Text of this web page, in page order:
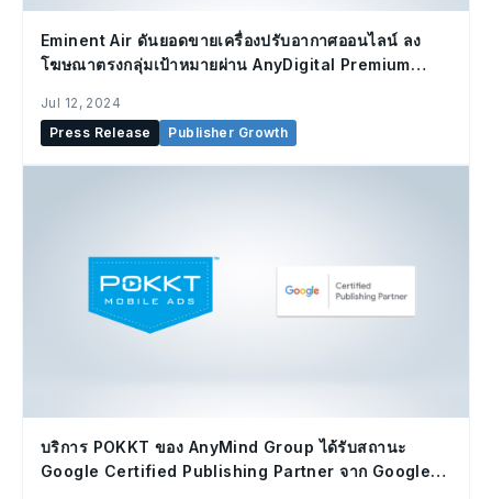
Eminent Air ดันยอดขายเครื่องปรับอากาศออนไลน์ ลง
โฆษณาตรงกลุ่มเป้าหมายผ่าน AnyDigital Premium
Jul 12, 2024
Press Release
Publisher Growth
บริการ POKKT ของ AnyMind Group ได้รับสถานะ
Google Certified Publishing Partner จาก Google: